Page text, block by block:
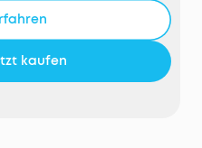
5 Pro mit ANKER Thus™
2
die Störgeräusche
Telefonate
kaufen